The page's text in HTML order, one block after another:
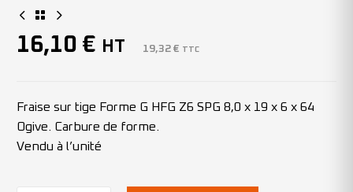
16,10 € HT 19,32 € TTC
Fraise sur tige Forme G HFG Z6 SPG 8,0 x 19 x 6 x 64
Ogive. Carbure de forme.
Vendu à l’unité